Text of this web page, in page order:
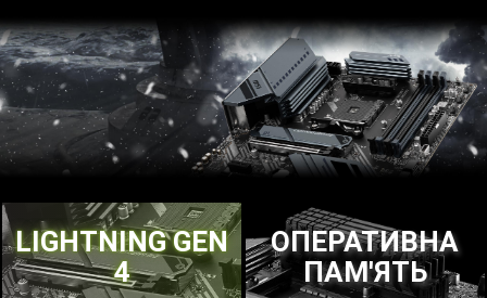
LIGHTNING GEN
4
ОПЕРАТИВНА
ПАМ'ЯТЬ